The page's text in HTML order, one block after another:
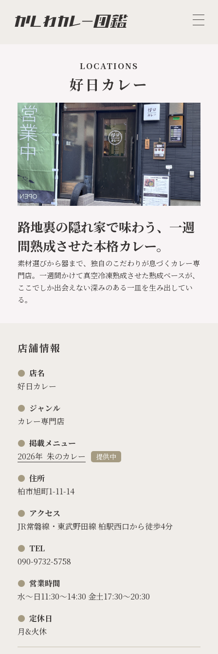
LOCATIONS
好日カレー
路地裏の隠れ家で味わう、一週
間熟成させた本格カレー。
素材選びから器まで、独自のこだわりが息づくカレー専
門店。一週間かけて真空冷凍熟成させた熟成ベースが、
ここでしか出会えない深みのある一皿を生み出してい
る。
店舗情報
店名
好日カレー
ジャンル
カレー専門店
掲載メニュー
2026年 朱のカレー 提供中
住所
柏市旭町1-11-14
アクセス
JR常磐線・東武野田線 柏駅西口から徒歩4分
TEL
090-9732-5758
営業時間
水～日11:30～14:30 金土17:30～20:30
定休日
月&火休